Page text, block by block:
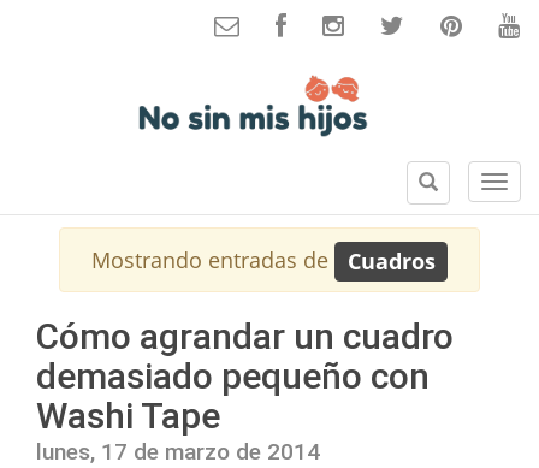
S
e
B
u
s
c
a
Mostrando entradas de Cuadros
Cómo agrandar un cuadro
demasiado pequeño con
Washi Tape
lunes, 17 de marzo de 2014